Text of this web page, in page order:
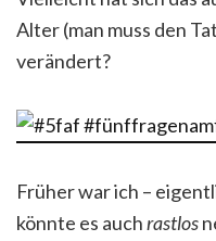
Alter (man muss den
verändert?
Früher war ich –
könnte es auchrastlos